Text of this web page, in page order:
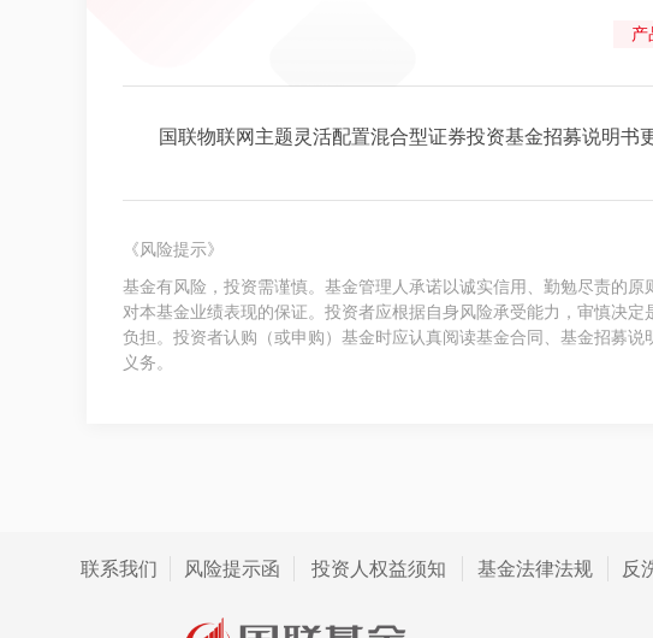
产
国联物联网主题灵活配置混合型证券投资基金招募说明书
《风险提示》
基金有风险，投资需谨慎。基金管理人承诺以诚实信用、勤勉尽责的
对本基金业绩表现的保证。投资者应根据自身风险承受能力，审慎决
负担。投资者认购（或申购）基金时应认真阅读基金合同、基金招募
义务。
联系我们 风险提示函 投资人权益须知 基金法律法规 反